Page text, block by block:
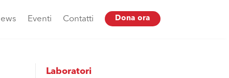
Eventi Contatti Dona ora
Laboratori